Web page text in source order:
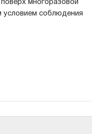
многоразовой
условием соблюдения